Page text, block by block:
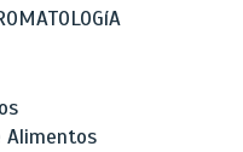
Alimentos